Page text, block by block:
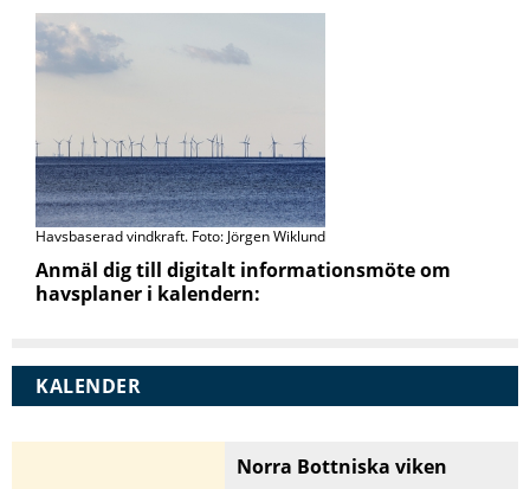
Havsbaserad vindkraft. Foto: Jörgen Wiklund
Anmäl dig till digitalt informationsmöte om
havsplaner i kalendern:
KALENDER
Norra Bottniska viken